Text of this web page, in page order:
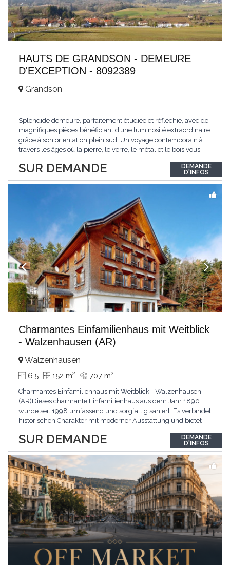
HAUTS DE GRANDSON - DEMEURE
D'EXCEPTION - 8092389
SUR DEMANDE
Grandson
Splendide demeure, parfaitement étudiée et réfléchie, avec de
magnifiques pièces bénéficiant d’une luminosité extraordinaire
grâce à son orientation plein sud. Un voyage contemporain à
travers les âges où la pierre, le verre, le métal et le bois vous
de Grandson, entourée de nature et d’un verger de fruitiers, et...
DEMANDE
D'INFOS
Charmantes Einfamilienhaus mit Weitblick
- Walzenhausen (AR)
SUR DEMANDE
Walzenhausen
6.5 152 m2 707 m2
Charmantes Einfamilienhaus mit Weitblick - Walzenhausen
(AR)Dieses charmante Einfamilienhaus aus dem Jahr 1890
wurde seit 1998 umfassend und sorgfältig saniert. Es verbindet
historischen Charakter mit moderner Ausstattung und bietet
Walzenhausen überzeugt durch die Nähe zur Natur, gute
Erreichbarkeit und ein angenehmes Wohnumfeld. Highlights...
DEMANDE
D'INFOS